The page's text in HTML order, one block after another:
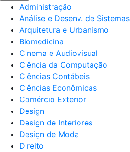
Administração
Análise e Desenv. de Sistemas
Arquitetura e Urbanismo
Biomedicina
Cinema e Audiovisual
Ciência da Computação
Ciências Contábeis
Ciências Econômicas
Comércio Exterior
Design
Design de Interiores
Design de Moda
Direito